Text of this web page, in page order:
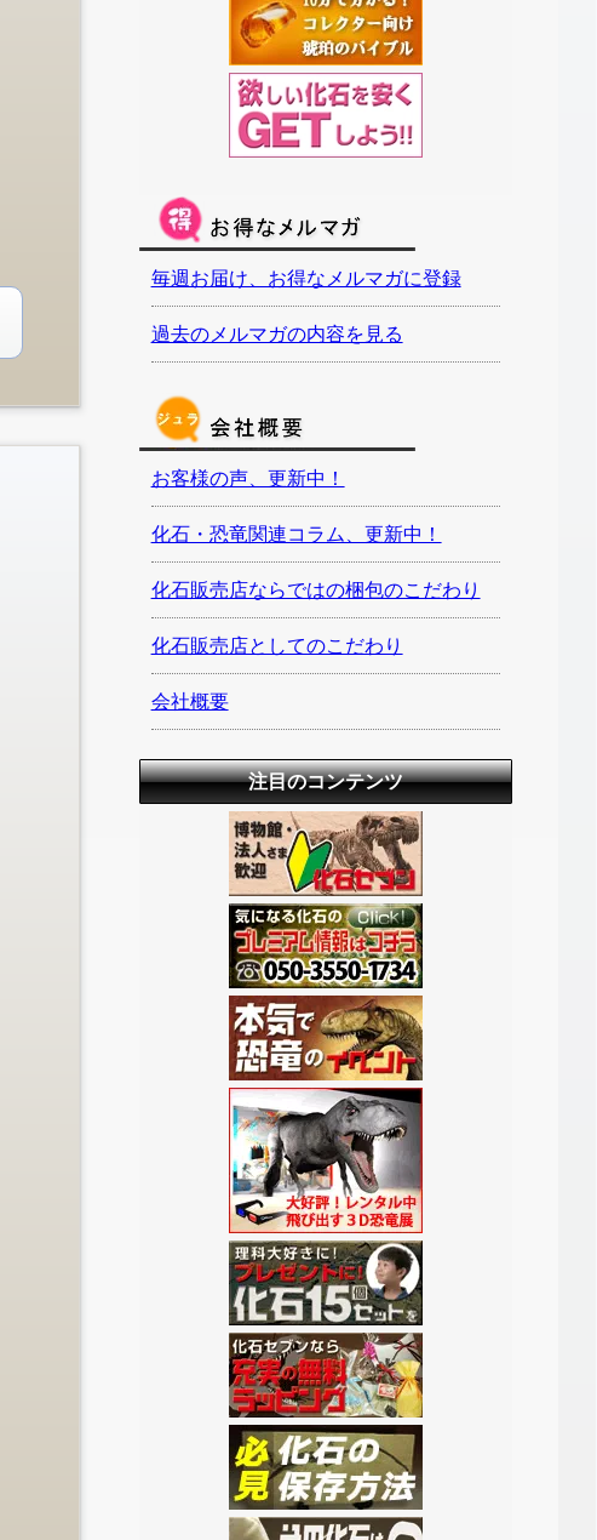
毎週お届け、お得なメルマガに登録
過去のメルマガの内容を見る
お客様の声、更新中！
化石・恐竜関連コラム、更新中！
化石販売店ならではの梱包のこだわり
化石販売店としてのこだわり
会社概要
注目のコンテンツ